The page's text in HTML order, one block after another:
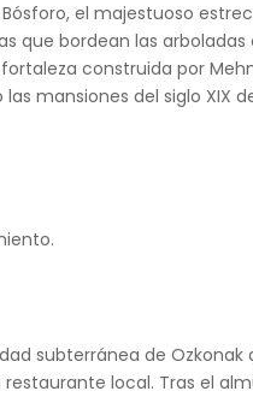
el majestuoso
que bordean las arboladas
construida por
mansiones del siglo XIX
subterránea de Ozkonak
local. Tras el